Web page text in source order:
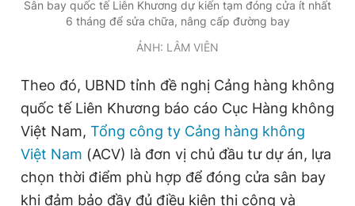
Tổng biên tập: Nguyễn Ngọc Toàn
Phó tổng biên tập: Lâm Hiếu Dũng
Tổng thư ký tòa soạn: Đức Trung
Giấy phép xuất bản số 110/GP - BTTTT cấp ngày 24.3.2020
© 2003-2026 Bản quyền thuộc về Báo Thanh Niên. Cấm sao
chép dưới mọi hình thức nếu không có sự chấp thuận bằng văn
bản. Phát triển bởi ePi Technologies, JSC.
Sân bay quốc tế Liên Khương dự kiến tạm đóng cửa ít nhất
6 tháng để sửa chữa, nâng cấp đường bay
ẢNH: LÂM VIÊN
Theo đó, UBND tỉnh đề nghị Cảng hàng không
quốc tế Liên Khương báo cáo Cục Hàng không
Việt Nam, Tổng công ty Cảng hàng không
Việt Nam (ACV) là đơn vị chủ đầu tư dự án, lựa
chọn thời điểm phù hợp để đóng cửa sân bay
khi đảm bảo đầy đủ điều kiện thi công và